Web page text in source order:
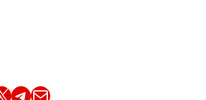
X Share this article on TelegramEmail this Article